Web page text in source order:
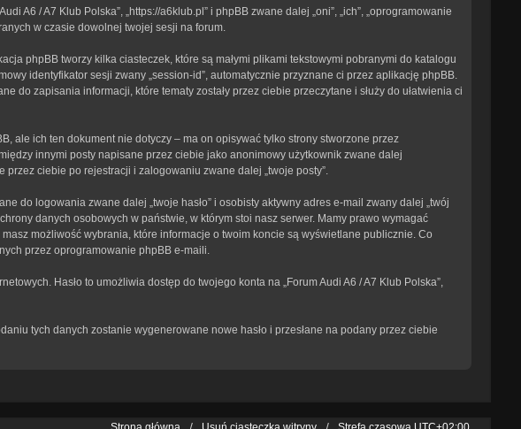
A6 / A7 Klub Polska”, „https://a6klub.pl” i phpBB zwane dalej „oni”, „ich”, „oprogramowanie
w czasie dowolnej twojej sesji na forum.
phpBB tworzy kilka ciasteczek, które są małymi plikami tekstowymi pobranymi do katalogu
identyfikator sesji zwany „session-id”, automatycznie przyznane ci przez aplikację phpBB.
do zapisania informacji, które tematy zostały przez ciebie przeczytane i służy do ułatwienia ci
ale ich ten dokument nie dotyczy – ma on opisywać tylko strony stworzone przez
innymi posty napisane przez ciebie jako anonimowy użytkownik zwane dalej
przez ciebie po rejestracji i zalogowaniu zwane dalej „twoje posty”.
do logowania zwane dalej „twoje hasło” i osobisty aktywny adres e-mail zwany dalej „twój
danych osobowych w państwie, w którym stoi nasz serwer. Mamy prawo wymagać
możliwość wybrania, które informacje o twoim koncie są wyświetlane publicznie. Co
przez oprogramowanie phpBB e-maili.
Hasło to umożliwia dostęp do twojego konta na „Forum Audi A6 / A7 Klub Polska”,
tych danych zostanie wygenerowane nowe hasło i przesłane na podany przez ciebie